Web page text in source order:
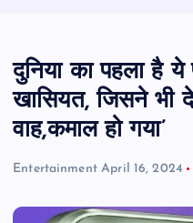
दुनिया का पहला है
खासियत, जिसने भी
वाह,कमाल हो गया’
Entertainment April 16, 2024